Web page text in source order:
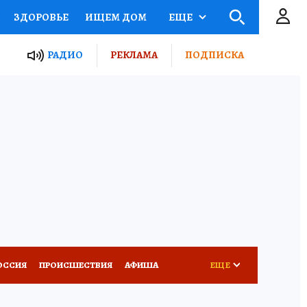
ЗДОРОВЬЕ ИЩЕМ ДОМ
ПРОЕКТЫ РОССИИ
ЕЩЕ
РАДИО РЕКЛАМА ПОДПИСКА
ПРОИСШЕСТВИЯ АФИША ЕЩЕ